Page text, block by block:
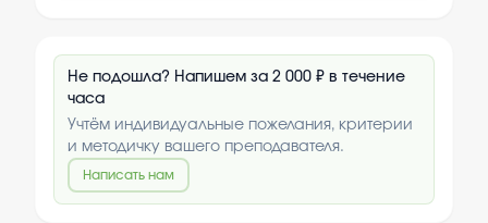
Не подошла? Напишем за 2 000 ₽ в течение
часа
Учтём индивидуальные пожелания, критерии
и методичку вашего преподавателя.
Написать нам